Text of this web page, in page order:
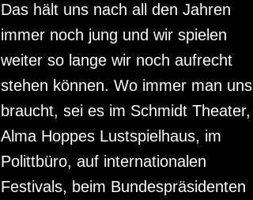
Das hält uns nach all den Jahren
immer noch jung und wir spielen
weiter so lange wir noch aufrecht
stehen können. Wo immer man uns
braucht, sei es im Schmidt Theater,
Alma Hoppes Lustspielhaus, im
Polittbüro, auf internationalen
Festivals, beim Bundespräsidenten